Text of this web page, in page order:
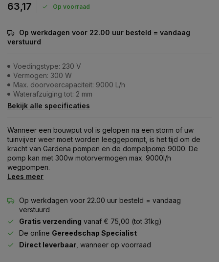
63,17 Op voorraad
Op werkdagen voor 22.00 uur besteld = vandaag
verstuurd
Voedingstype: 230 V
Vermogen: 300 W
Max. doorvoercapaciteit: 9000 L/h
Waterafzuiging tot: 2 mm
Bekijk alle specificaties
Wanneer een bouwput vol is gelopen na een storm of uw
tuinvijver weer moet worden leeggepompt, is het tijd om de
kracht van Gardena pompen en de dompelpomp 9000. De
pomp kan met 300w motorvermogen max. 9000l/h
wegpompen.
Lees meer
Op werkdagen voor 22.00 uur besteld = vandaag
verstuurd
Gratis verzending vanaf € 75,00 (tot 31kg)
De online Gereedschap Specialist
Direct leverbaar , wanneer op voorraad